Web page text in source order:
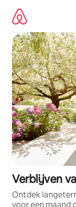
direct
naar
inhoud
Verblijven
Ontdek
voor een maand